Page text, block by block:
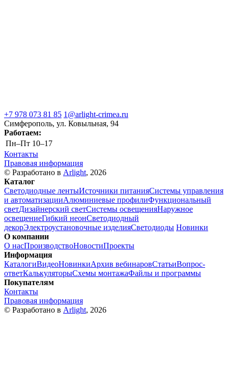
+7 978 073 81 85 1@arlight-crimea.ru
Симферополь, ул. Ковыльная, 94
Работаем:
Пн–Пт 10–17
Контакты
Правовая информация
© Разработано в Arlight, 2026
Каталог
Светодиодные лентыИсточники питанияСистемы управления
и автоматизацииАлюминиевые профилиФункциональный
светДизайнерский светСистемы освещенияНаружное
освещениеГибкий неонСветодиодный
декорЭлектроустановочные изделияСветодиоды Новинки
О компании
О насПроизводствоНовостиПроекты
Информация
КаталогиВидеоНовинкиАрхив вебинаровСтатьиВопрос-
ответКалькуляторыСхемы монтажаФайлы и программы
Покупателям
Контакты
Правовая информация
© Разработано в Arlight, 2026